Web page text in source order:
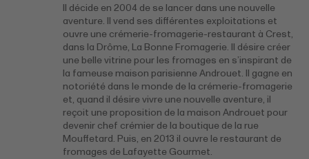
Il décide en 2004 de se lancer dans une nouvelle
aventure. Il vend ses différentes exploitations et
ouvre une crémerie-fromagerie-restaurant à Crest,
dans la Drôme, La Bonne Fromagerie. Il désire créer
une belle vitrine pour les fromages en s’inspirant de
la fameuse maison parisienne Androuet. Il gagne en
notoriété dans le monde de la crémerie-fromagerie
et, quand il désire vivre une nouvelle aventure, il
reçoit une proposition de la maison Androuet pour
devenir chef crémier de la boutique de la rue
Mouffetard. Puis, en 2013 il ouvre le restaurant de
fromages de Lafayette Gourmet.